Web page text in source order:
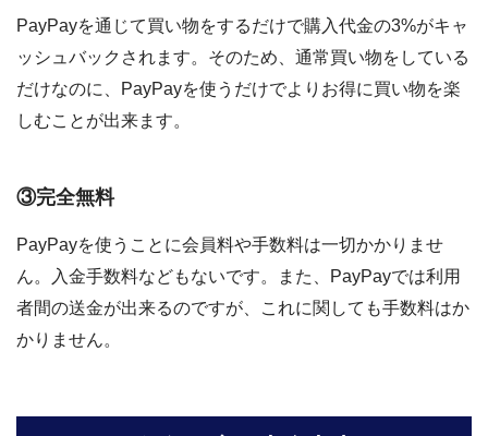
PayPayを通じて買い物をするだけで購入代金の3%がキャ
ッシュバックされます。そのため、通常買い物をしている
だけなのに、PayPayを使うだけでよりお得に買い物を楽
しむことが出来ます。
③完全無料
PayPayを使うことに会員料や手数料は一切かかりませ
ん。入金手数料などもないです。また、PayPayでは利用
者間の送金が出来るのですが、これに関しても手数料はか
かりません。